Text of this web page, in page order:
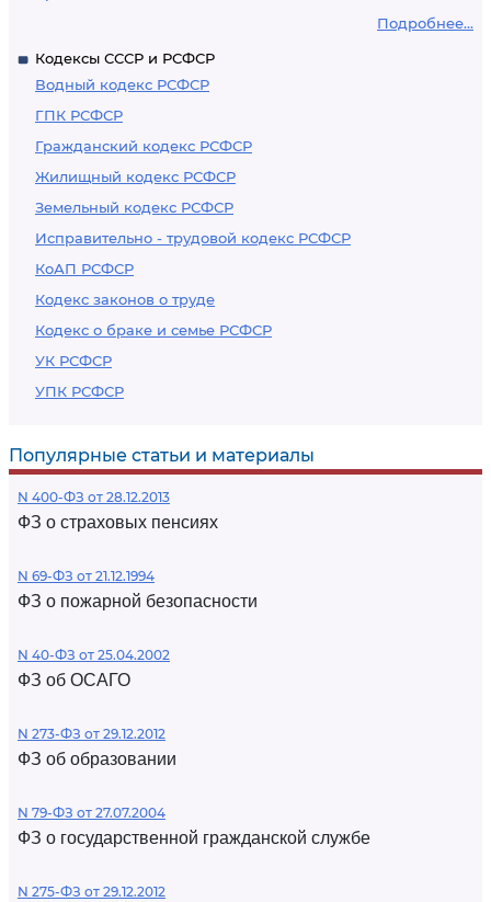
Подробнее...
Кодексы СССР и РСФСР
Водный кодекс РСФСР
ГПК РСФСР
Гражданский кодекс РСФСР
Жилищный кодекс РСФСР
Земельный кодекс РСФСР
Исправительно - трудовой кодекс РСФСР
КоАП РСФСР
Кодекс законов о труде
Кодекс о браке и семье РСФСР
УК РСФСР
УПК РСФСР
Популярные статьи и материалы
N 400-ФЗ от 28.12.2013
ФЗ о страховых пенсиях
N 69-ФЗ от 21.12.1994
ФЗ о пожарной безопасности
N 40-ФЗ от 25.04.2002
ФЗ об ОСАГО
N 273-ФЗ от 29.12.2012
ФЗ об образовании
N 79-ФЗ от 27.07.2004
ФЗ о государственной гражданской службе
N 275-ФЗ от 29.12.2012